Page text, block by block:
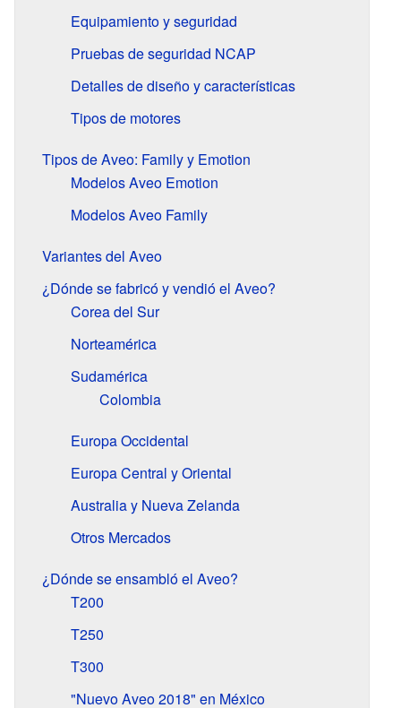
Equipamiento y seguridad
Pruebas de seguridad NCAP
Detalles de diseño y características
Tipos de motores
Tipos de Aveo: Family y Emotion
Modelos Aveo Emotion
Modelos Aveo Family
Variantes del Aveo
¿Dónde se fabricó y vendió el Aveo?
Corea del Sur
Norteamérica
Sudamérica
Colombia
Europa Occidental
Europa Central y Oriental
Australia y Nueva Zelanda
Otros Mercados
¿Dónde se ensambló el Aveo?
T200
T250
T300
"Nuevo Aveo 2018" en México